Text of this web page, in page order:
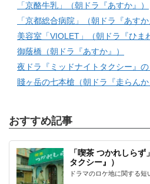
「京酪牛乳」（朝ドラ『あすか』）
「京都総合病院」（朝ドラ『あすか
美容室「VIOLET」（朝ドラ『ひま
御蔭橋（朝ドラ『あすか』）
夜ドラ『ミッドナイトタクシー』の
賤ヶ岳の七本槍（朝ドラ『走らんか
おすすめ記事
「喫茶 つかれしら
タクシー』）
ドラマのロケ地に関する短